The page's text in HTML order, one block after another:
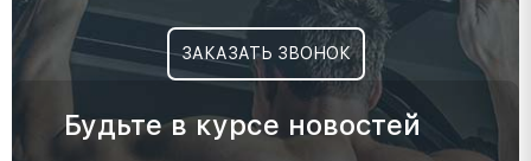
ЗАКАЗАТЬ ЗВОНОК
Будьте в курсе новостей